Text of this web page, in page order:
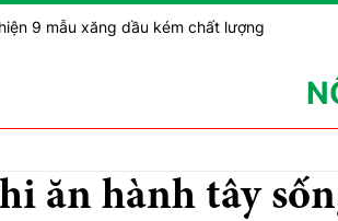
9 mẫu xăng dầu kém chất lượng
ăn hành tây